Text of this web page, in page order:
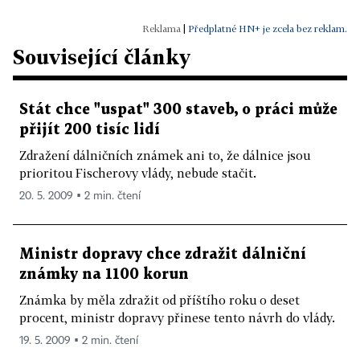
Předplatné HN+ je zcela bez reklam.
Související články
Stát chce "uspat" 300 staveb, o práci může
přijít 200 tisíc lidí
Zdražení dálničních známek ani to, že dálnice jsou
prioritou Fischerovy vlády, nebude stačit.
20. 5. 2009 ▪ 2 min. čtení
Ministr dopravy chce zdražit dálniční
známky na 1100 korun
Známka by měla zdražit od příštího roku o deset
procent, ministr dopravy přinese tento návrh do vlády.
19. 5. 2009 ▪ 2 min. čtení